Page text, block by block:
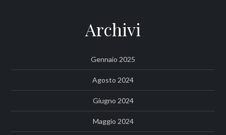
Archivi
Gennaio 2025
Agosto 2024
Giugno 2024
Maggio 2024